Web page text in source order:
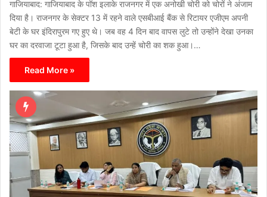
गाजियाबाद: गाजियाबाद के पॉश इलाके राजनगर में एक अनोखी चोरी को चोरों ने अंजाम
दिया है। राजनगर के सेक्टर 13 में रहने वाले एसबीआई बैंक से रिटायर एजीएम अपनी
बेटी के घर इंदिरापुरम गए हुए थे। जब वह 4 दिन बाद वापस लुटे तो उन्होंने देखा उनका
घर का दरवाजा टूटा हुआ है, जिसके बाद उन्हें चोरी का शक हुआ।…
Read More »